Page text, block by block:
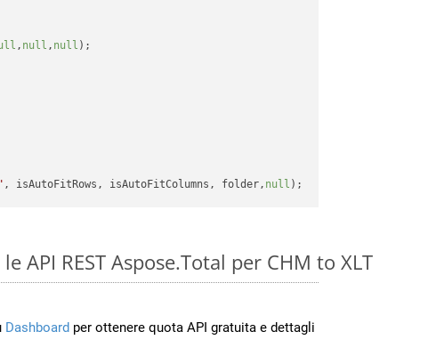
, null , null );
, isAutoFitRows, isAutoFitColumns, folder, null
API REST Aspose.Total per CHM to XLT
Dashboard per ottenere quota API gratuita e dettagli